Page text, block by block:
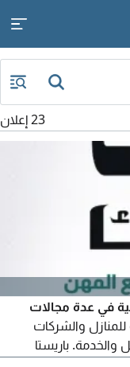
23 إعلان
في عدة مجالات
والشركات
باريستا